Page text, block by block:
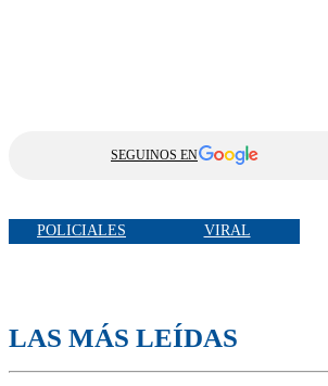
SEGUINOS EN
POLICIALES VIRAL
LAS MÁS LEÍDAS